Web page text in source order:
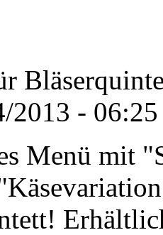
2013 - 06:25
Menü mit